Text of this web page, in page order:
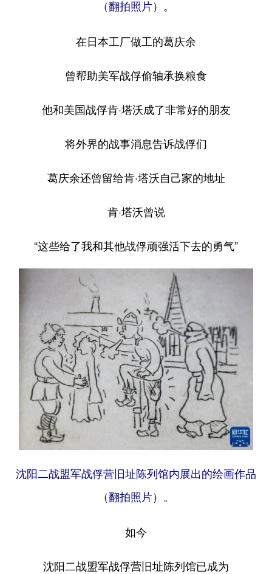
（翻拍照片）。
在日本工厂做工的葛庆余
曾帮助美军战俘偷轴承换粮食
他和美国战俘肯·塔沃成了非常好的朋友
将外界的战事消息告诉战俘们
葛庆余还曾留给肯·塔沃自己家的地址
肯·塔沃曾说
“这些给了我和其他战俘顽强活下去的勇气”
沈阳二战盟军战俘营旧址陈列馆内展出的绘画作品
（翻拍照片）。
如今
沈阳二战盟军战俘营旧址陈列馆已成为